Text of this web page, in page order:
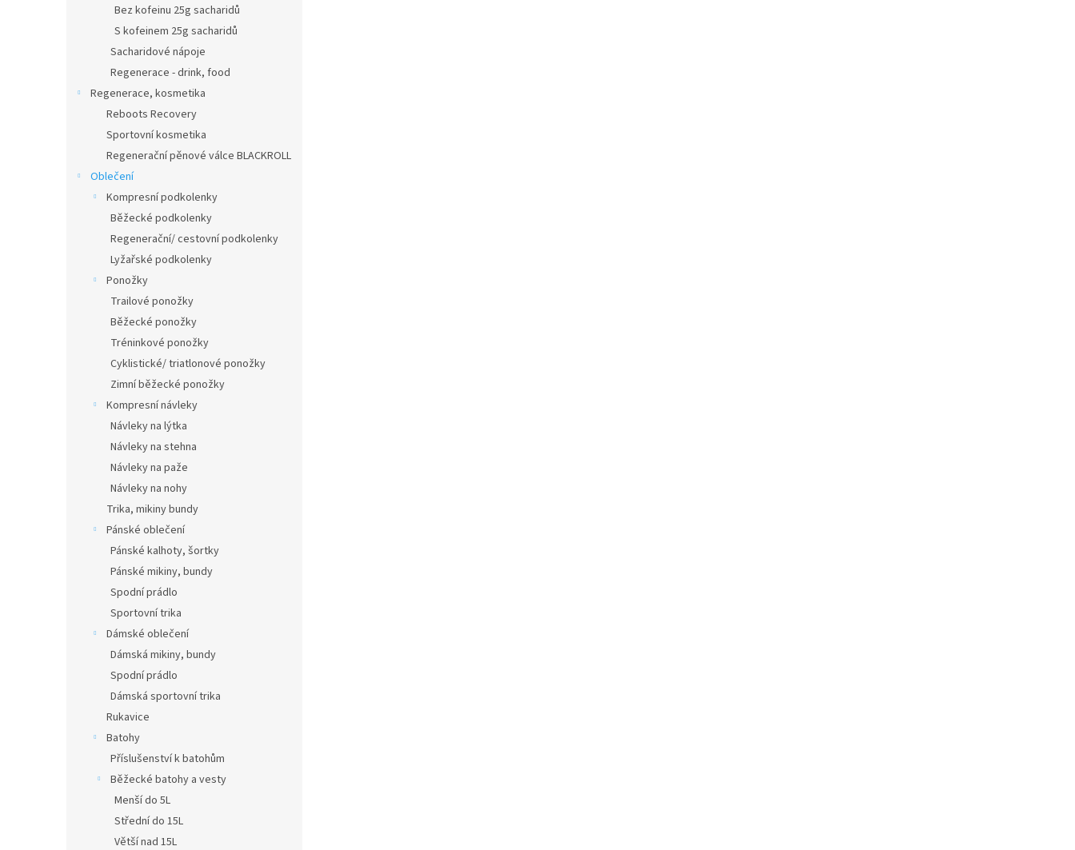
Bez kofeinu 25g sacharidů
S kofeinem 25g sacharidů
Sacharidové nápoje
Regenerace - drink, food
Regenerace, kosmetika
Reboots Recovery
Sportovní kosmetika
Regenerační pěnové válce BLACKROLL
Oblečení
Kompresní podkolenky
Běžecké podkolenky
Regenerační/ cestovní podkolenky
Lyžařské podkolenky
Ponožky
Trailové ponožky
Běžecké ponožky
Tréninkové ponožky
Cyklistické/ triatlonové ponožky
Zimní běžecké ponožky
Kompresní návleky
Návleky na lýtka
Návleky na stehna
Návleky na paže
Návleky na nohy
Trika, mikiny bundy
Pánské oblečení
Pánské kalhoty, šortky
Pánské mikiny, bundy
Spodní prádlo
Sportovní trika
Dámské oblečení
Dámská mikiny, bundy
Spodní prádlo
Dámská sportovní trika
Rukavice
Batohy
Příslušenství k batohům
Běžecké batohy a vesty
Menší do 5L
Střední do 15L
Větší nad 15L